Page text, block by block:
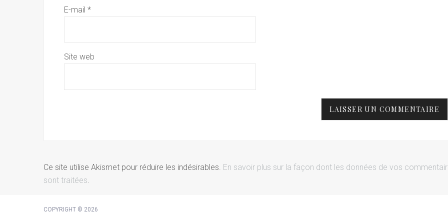
E-mail *
Site web
Ce site utilise Akismet pour réduire les indésirables. En savoir plus sur la façon dont les données de vos
sont traitées.
COPYRIGHT © 2026